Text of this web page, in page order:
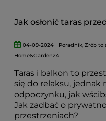
oraz piękno Twojej
Jak osłonić taras
04-09-2024 Poradnik,Zrób to
Home&Garden24
Taras i balkon to
się do relaksu, jednak
odpoczynku, jak
Jak zadbać o
przestrzeniach?